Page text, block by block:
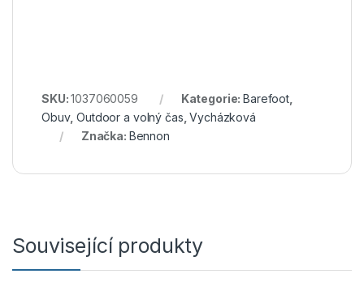
SKU:1037060059 Kategorie:Barefoot
Obuv,Outdoor a volný čas ,Vycházková
Značka: Bennon
Související produkty